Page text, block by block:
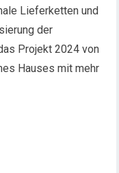
Lieferketten und
der
Projekt 2024 von
Hauses mit mehr